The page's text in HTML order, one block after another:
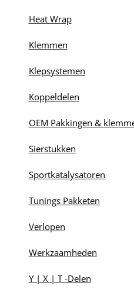
Heat Wrap
Klemmen
Klepsystemen
Koppeldelen
OEM Pakkingen &
Sierstukken
Sportkatalysatoren
Tunings Pakketen
Verlopen
Werkzaamheden
Y | X | T -Delen